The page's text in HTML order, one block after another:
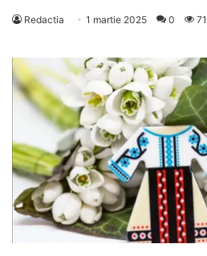
Redactia 1 martie 2025 0